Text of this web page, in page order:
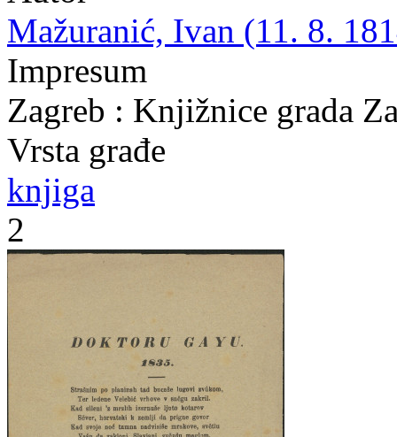
Mažuranić, Ivan (11. 8.
Impresum
Zagreb : Knjižnice grada
Vrsta građe
knjiga
2